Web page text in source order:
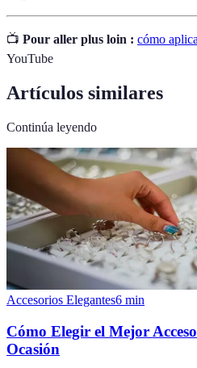
📺 Pour aller plus loin : cómo
YouTube
Artículos similares
Continúa leyendo
Accesorios Elegantes6 min
Cómo Elegir el Mejor
Ocasión